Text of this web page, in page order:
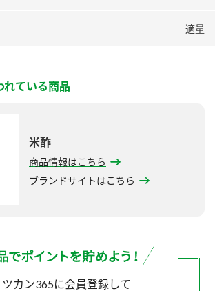
適量
れている商品
米酢
商品情報はこちら
ブランドサイトはこちら
ツカン365に会員登録して